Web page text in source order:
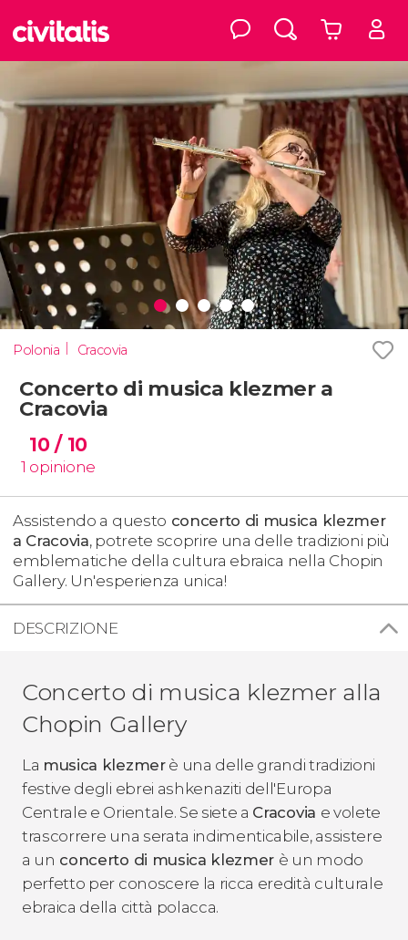
Polonia Cracovia
Concerto di musica klezmer a
Cracovia
10/ 10
1 opinione
Assistendo a questo concerto di musica klezmer
a Cracovia, potrete scoprire una delle tradizioni più
emblematiche della cultura ebraica nella Chopin
Gallery. Un'esperienza unica!
DESCRIZIONE
Concerto di musica klezmer alla
Chopin Gallery
La musica klezmerè una delle grandi tradizioni
festive degli ebrei ashkenaziti dell'Europa
Centrale e Orientale. Se siete a Cracovia e volete
trascorrere una serata indimenticabile, assistere
a un concerto di musica klezmer è un modo
perfetto per conoscere la ricca eredità culturale
ebraica della città polacca.